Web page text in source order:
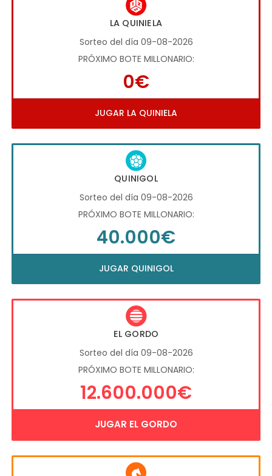
LA QUINIELA
Sorteo del día 09-08-2026
PRÓXIMO BOTE MILLONARIO:
0€
JUGAR LA QUINIELA
QUINIGOL
Sorteo del día 09-08-2026
PRÓXIMO BOTE MILLONARIO:
40.000€
JUGAR QUINIGOL
EL GORDO
Sorteo del día 09-08-2026
PRÓXIMO BOTE MILLONARIO:
12.600.000€
JUGAR EL GORDO